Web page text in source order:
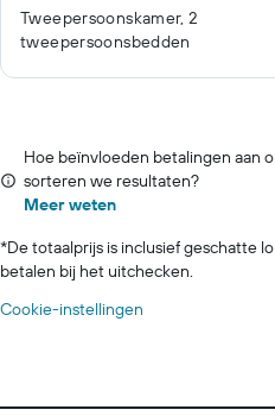
Tweepersoonskamer, 2
tweepersoonsbedden
Hoe beïnvloeden betalingen aan
sorteren we resultaten?
Meer weten
*De totaalprijs is inclusief geschatte
betalen bij het uitchecken.
Cookie-instellingen